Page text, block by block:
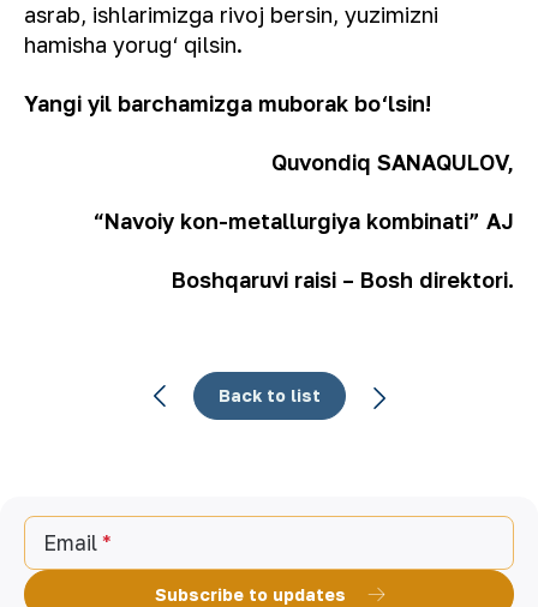
asrab, ishlarimizga rivoj bersin, yuzimizni
hamisha yorug‘ qilsin.
Yangi yil barchamizga muborak bo‘lsin!
Quvondiq SANAQULOV,
“Navoiy kon-metallurgiya kombinati” AJ
Boshqaruvi raisi – Bosh direktori.
Back to list
Email
Subscribe to updates